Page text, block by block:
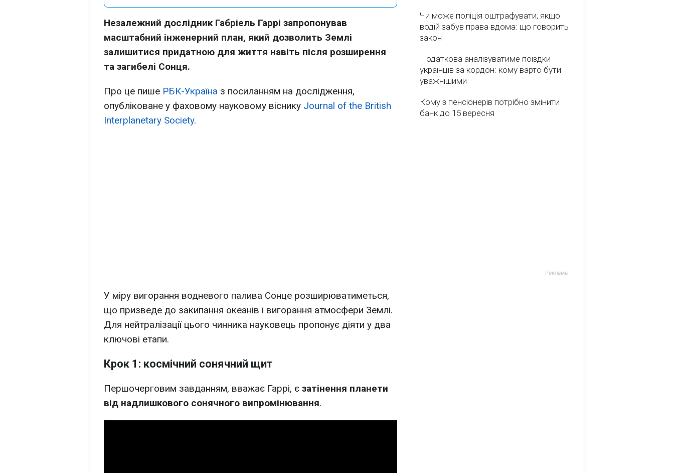
Незалежний дослідник Габріель Гаррі запропонував
масштабний інженерний план, який дозволить Землі
залишитися придатною для життя навіть після розширення
та загибелі Сонця.
Про це пише РБК-Україна з посиланням на дослідження,
опубліковане у фаховому науковому віснику Journal of the British
Interplanetary Society.
У міру вигорання водневого палива Сонце розширюватиметься,
що призведе до закипання океанів і вигорання атмосфери Землі.
Для нейтралізації цього чинника науковець пропонує діяти у два
ключові етапи.
Крок 1: космічний сонячний щит
Першочерговим завданням, вважає Гаррі, є затінення планети
від надлишкового сонячного випромінювання.
Чи може поліція оштрафувати, якщо
водій забув права вдома: що говорить
закон
Податкова аналізуватиме поїздки
українців за кордон: кому варто бути
уважнішими
Кому з пенсіонерів потрібно змінити
банк до 15 вересня